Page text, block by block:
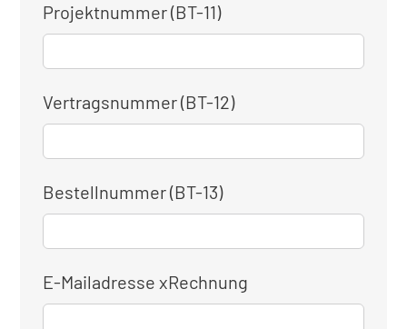
Projektnummer (BT-11)
Vertragsnummer (BT-12)
Bestellnummer (BT-13)
E-Mailadresse xRechnung